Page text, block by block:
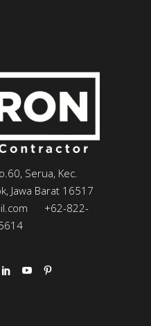
Serua, Kec.
Jawa Barat 16517
+62-822-